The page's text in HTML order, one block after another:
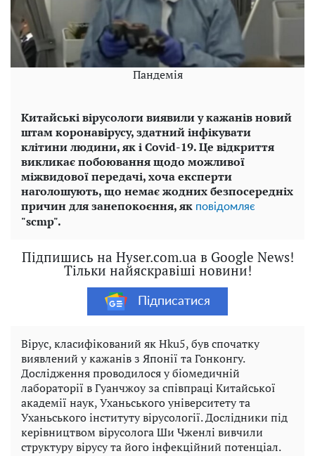
Пандемія
Китайські вірусологи виявили у кажанів новий
штам коронавірусу, здатний інфікувати
клітини людини, як і Covid-19. Це відкриття
викликає побоювання щодо можливої ​​
міжвидової передачі, хоча експерти
наголошують, що немає жодних безпосередніх
причин для занепокоєння, як повідомляє
"scmp".
Підпишись на Hyser.com.ua в Google News!
Тільки найяскравіші новини!
Підписатися
Вірус, класифікований як Hku5, був спочатку
виявлений у кажанів з Японії та Гонконгу.
Дослідження проводилося у біомедичній
лабораторії в Гуанчжоу за співпраці Китайської
академії наук, Уханьського університету та
Уханьського інституту вірусології. Дослідники під
керівництвом вірусолога Ши Чженлі вивчили
структуру вірусу та його інфекційний потенціал.